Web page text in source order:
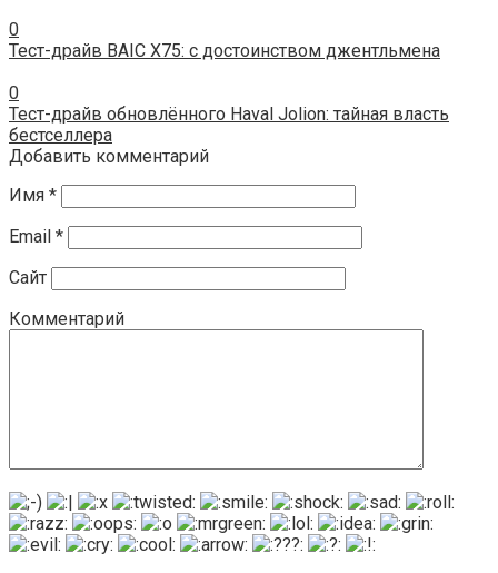
0
Тест-драйв BAIC X75: с достоинством джентльмена
0
Тест-драйв обновлённого Haval Jolion: тайная власть
бестселлера
Добавить комментарий
Имя *
Email *
Сайт
Комментарий